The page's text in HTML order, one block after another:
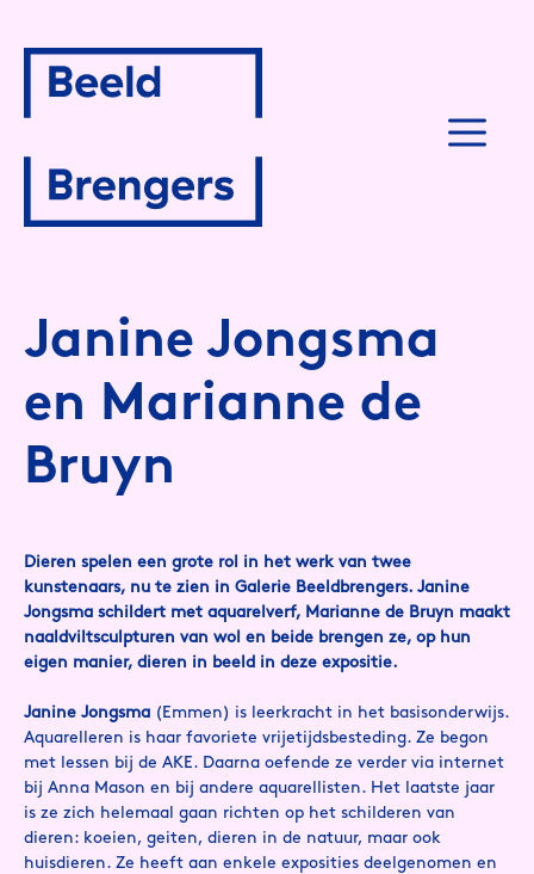
inhoud
Janine Jongsma
en Marianne de
Bruyn
Dieren spelen een grote rol in het werk van twee
kunstenaars, nu te zien in Galerie Beeldbrengers. Janine
Jongsma schildert met aquarelverf, Marianne de Bruyn maakt
naaldviltsculpturen van wol en beide brengen ze, op hun
eigen manier, dieren in beeld in deze expositie.
Janine Jongsma (Emmen) is leerkracht in het basisonderwijs.
Aquarelleren is haar favoriete vrijetijdsbesteding. Ze begon
met lessen bij de AKE. Daarna oefende ze verder via internet
bij Anna Mason en bij andere aquarellisten. Het laatste jaar
is ze zich helemaal gaan richten op het schilderen van
dieren: koeien, geiten, dieren in de natuur, maar ook
huisdieren. Ze heeft aan enkele exposities deelgenomen en